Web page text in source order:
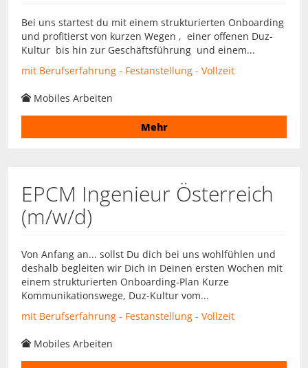
Bei uns startest du mit einem strukturierten Onboarding
und profitierst von kurzen Wegen , einer offenen Duz-
Kultur bis hin zur Geschäftsführung und einem...
mit Berufserfahrung - Festanstellung - Vollzeit
Mobiles Arbeiten
Mehr
EPCM Ingenieur Österreich
(m/w/d)
Von Anfang an... sollst Du dich bei uns wohlfühlen und
deshalb begleiten wir Dich in Deinen ersten Wochen mit
einem strukturierten Onboarding-Plan Kurze
Kommunikationswege, Duz-Kultur vom...
mit Berufserfahrung - Festanstellung - Vollzeit
Mobiles Arbeiten